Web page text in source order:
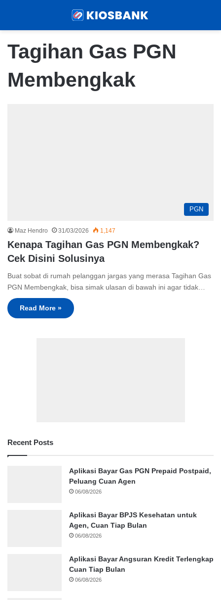
Tagihan Gas PGN
Membengkak
PGN
Maz Hendro 31/03/2026 1,147
Kenapa Tagihan Gas PGN Membengkak?
Cek Disini Solusinya
Buat sobat di rumah pelanggan jargas yang merasa Tagihan Gas
PGN Membengkak, bisa simak ulasan di bawah ini agar tidak…
Read More »
Recent Posts
Aplikasi Bayar Gas PGN Prepaid Postpaid,
Peluang Cuan Agen
06/08/2026
Aplikasi Bayar BPJS Kesehatan untuk
Agen, Cuan Tiap Bulan
06/08/2026
Aplikasi Bayar Angsuran Kredit Terlengkap
Cuan Tiap Bulan
06/08/2026